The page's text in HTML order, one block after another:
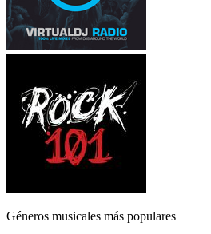
Géneros musicales más populares